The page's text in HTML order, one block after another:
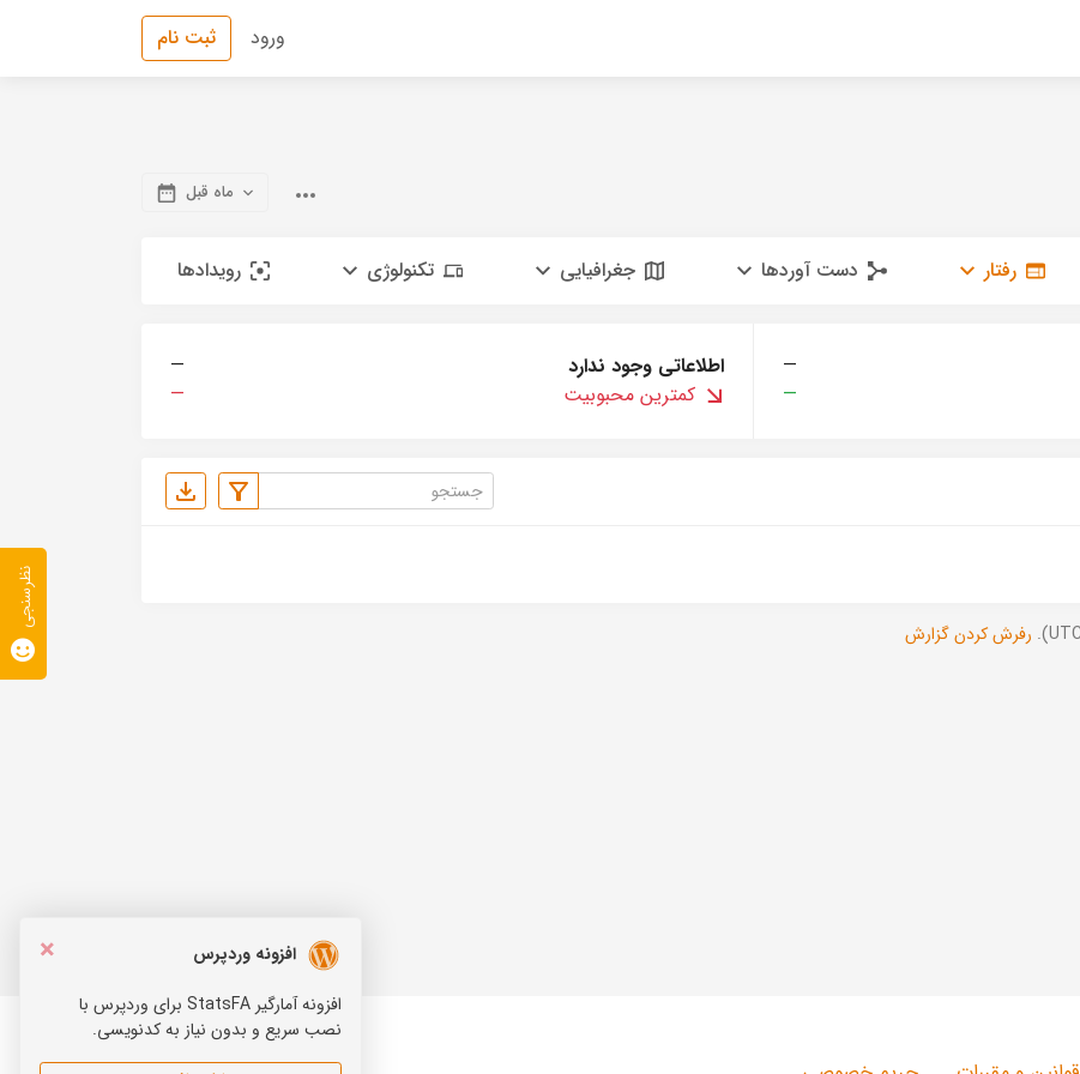
ورود ثبت نام
ماه قبل
رفتار دست آوردها جغرافیایی تکنولوژی رویدادها
—
—
اطلاعاتی وجود ندارد
—
کمترین محبوبیت
—
رفرش کردن گزارش
×
افزونه وردپرس
افزونه آمارگیر StatsFA برای وردپرس با
نصب سریع و بدون نیاز به کدنویسی.
نظرسنجی